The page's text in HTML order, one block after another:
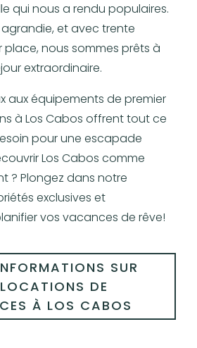
qui nous a rendu populaires.
agrandie, et avec trente
place, nous sommes prêts à
extraordinaire.
aux équipements de premier
à Los Cabos offrent tout ce
pour une escapade
Los Cabos comme
? Plongez dans notre
exclusives et
vos vacances de rêve!
SUR
DE
À LOS CABOS